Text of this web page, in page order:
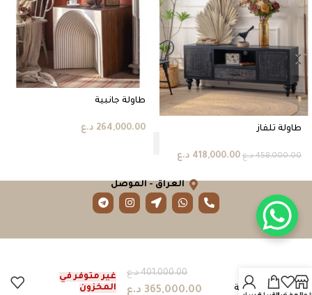
طاولة تلفاز
458,000.00 د.ع 418,000.00 د.ع
طاولة جانبية
264,000.00 د.ع
العراق - الموصل
طاولة
وسطية
401,000.00 د.ع
365,000.00 د.ع
غير متوفر في
المخزون